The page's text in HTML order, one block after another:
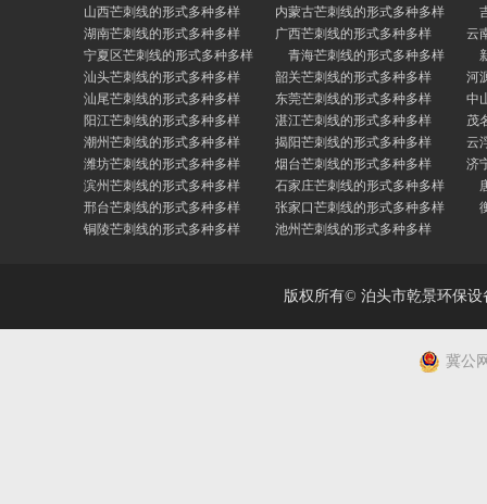
山西芒刺线的形式多种多样
内蒙古芒刺线的形式多种多样
湖南芒刺线的形式多种多样
广西芒刺线的形式多种多样
云
宁夏区芒刺线的形式多种多样
青海芒刺线的形式多种多样
汕头芒刺线的形式多种多样
韶关芒刺线的形式多种多样
河
汕尾芒刺线的形式多种多样
东莞芒刺线的形式多种多样
中
阳江芒刺线的形式多种多样
湛江芒刺线的形式多种多样
茂
潮州芒刺线的形式多种多样
揭阳芒刺线的形式多种多样
云
潍坊芒刺线的形式多种多样
烟台芒刺线的形式多种多样
济
滨州芒刺线的形式多种多样
石家庄芒刺线的形式多种多样
邢台芒刺线的形式多种多样
张家口芒刺线的形式多种多样
铜陵芒刺线的形式多种多样
池州芒刺线的形式多种多样
版权所有© 泊头市乾景环保
冀公